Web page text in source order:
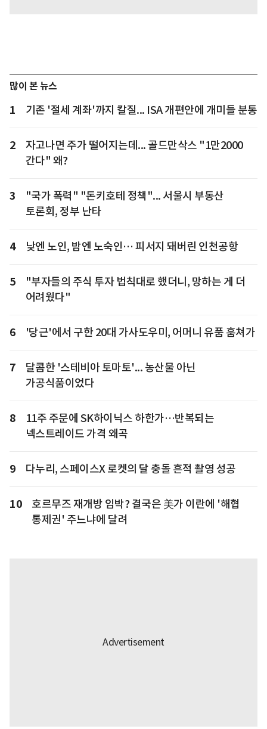
많이 본 뉴스
1 기존 '절세 계좌'까지 칼질... ISA 개편안에 개미들 분통
2
자고나면 주가 떨어지는데... 골드만삭스 "1만2000
간다" 왜?
3
"국가 폭력" "돈키호테 정책"... 서울시 부동산
토론회, 정부 난타
4 낮엔 노인, 밤엔 노숙인… 피서지 돼버린 인천공항
5
"부자들의 주식 투자 법칙대로 했더니, 망하는 게 더
어려웠다"
6 '당근'에서 구한 20대 가사도우미, 어머니 유품 훔쳐가
7
달콤한 '스테비아 토마토'... 농산물 아닌
가공식품이었다
8
11주 주문에 SK하이닉스 하한가…반복되는
넥스트레이드 가격 왜곡
9 다누리, 스페이스X 로켓의 달 충돌 흔적 촬영 성공
10
호르무즈 재개방 임박? 결국은 美가 이란에 '해협
통제권' 주느냐에 달려